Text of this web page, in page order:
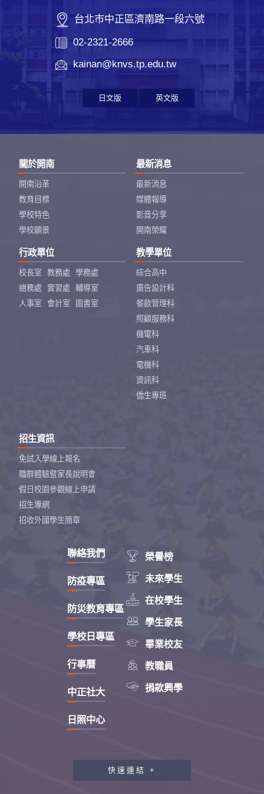
台北市中正區濟南路一段六號
02-2321-2666
kainan@knvs.tp.edu.tw
日文版 英文版
關於開南
開南沿革
教育目標
學校特色
學校願景
最新消息
最新消息
媒體報導
影音分享
開南榮耀
行政單位
校長室 教務處
學務處
總務處
實習處
輔導室
人事室
會計室 圖書室
教學單位
綜合高中
廣告設計科
餐飲管理科
照顧服務科
機電科
汽車科
電機科
資訊科
僑生專班
招生資訊
免試入學線上報名
職群體驗暨家長說明會
假日校園參觀線上申請
招生專網
招收外國學生簡章
 榮譽榜
 未來學生
 在校學生
 學生家長
 畢業校友
 教職員
 捐款興學
聯絡我們
防疫專區
防災教育專區
學校日專區
行事曆
中正社大
日照中心
快速連結 +
教職員工研習專區